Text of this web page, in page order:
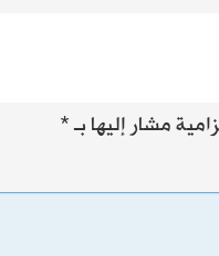
مشار إليها بـ*